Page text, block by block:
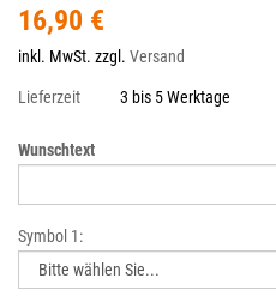
16,90 €
inkl. MwSt. zzgl. Versand
Lieferzeit 3 bis 5 Werktage
Wunschtext
Symbol 1: